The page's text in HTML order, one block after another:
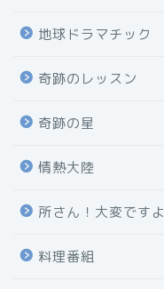
地球ドラマチック
奇跡のレッスン
奇跡の星
情熱大陸
所さん！大変ですよ
料理番組